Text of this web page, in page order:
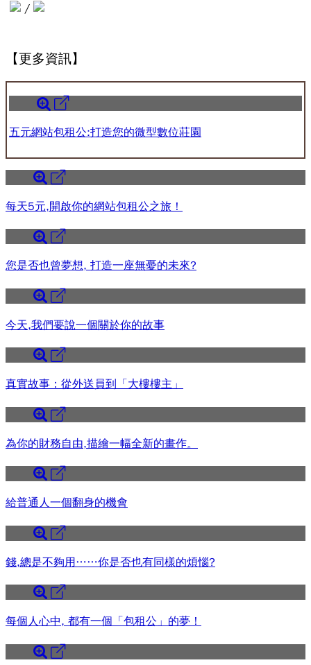
/
【更多資訊】
五元網站包租公:打造您的微型數位莊園
每天5元,開啟你的網站包租公之旅！
您是否也曾夢想, 打造一座無憂的未來?
今天,我們要說一個關於你的故事
真實故事：從外送員到「大樓樓主」
為你的財務自由,描繪一幅全新的畫作。
給普通人一個翻身的機會
錢,總是不夠用……你是否也有同樣的煩惱?
每個人心中, 都有一個「包租公」的夢！